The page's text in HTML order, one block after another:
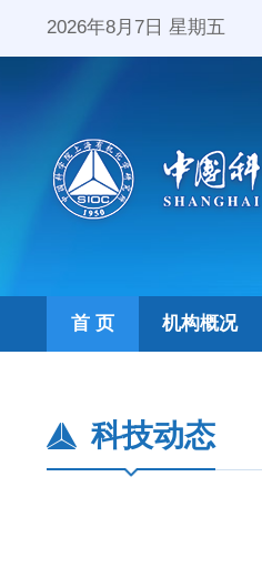
2026年8月7日 星期五
首 页 机构概况
科技动态